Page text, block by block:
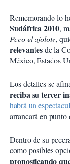
Rememorando lo
Sudáfrica 2010,
Paco el ajolote,
relevantesde la
México, Estados
Los detalles se
reciba su tercer
habrá un
arrancará en punto
Dentro de su
como posibles
pronosticando